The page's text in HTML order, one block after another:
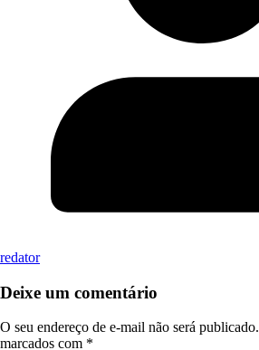
redator
Deixe um comentário
O seu endereço de e-mail não será publicado.
marcados com *